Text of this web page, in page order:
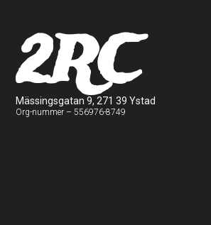
2RC
Mässingsgatan 9, 271 39 Ystad
Org-nummer – 556976-8749